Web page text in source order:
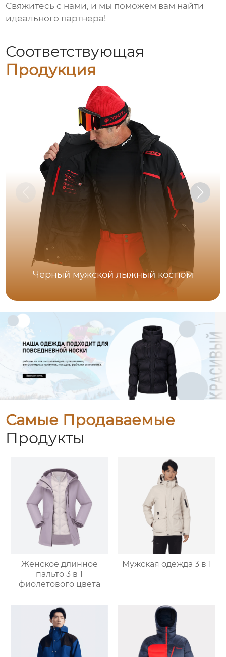
Свяжитесь с нами, и мы поможем вам найти
идеального партнера!
Соответствующая
Продукция
Черный мужской лыжный костюм
Самые Продаваемые
Продукты
Женское длинное
пальто 3 в 1
фиолетового цвета
Мужская одежда 3 в 1